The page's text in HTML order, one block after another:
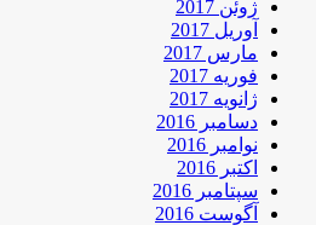
ژوئن 2017
آوریل 2017
مارس 2017
فوریه 2017
ژانویه 2017
دسامبر 2016
نوامبر 2016
اکتبر 2016
سپتامبر 2016
آگوست 2016